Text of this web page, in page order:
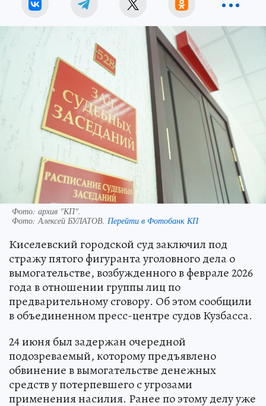
Фото: архив "КП".
Фото:Алексей БУЛАТОВ. Перейти в Фотобанк КП
Киселевский городской суд заключил под
стражу пятого фигуранта уголовного дела о
вымогательстве, возбужденного в феврале 2026
года в отношении группы лиц по
предварительному сговору. Об этом сообщили
в объединенном пресс-центре судов Кузбасса.
24 июня был задержан очередной
подозреваемый, которому предъявлено
обвинение в вымогательстве денежных
средств у потерпевшего с угрозами
применения насилия. Ранее по этому делу уже